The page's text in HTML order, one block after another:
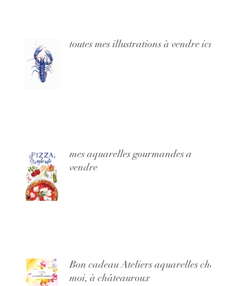
toutes mes illustrations à vendre ici
mes aquarelles gourmandes a
vendre
Bon cadeau Ateliers aquarelles chez
moi, à châteauroux